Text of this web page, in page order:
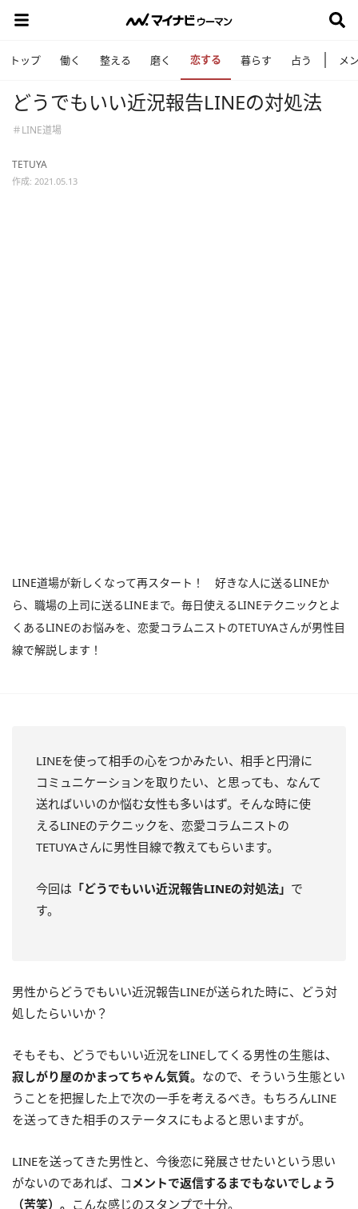
トップ 働く 整える 磨く 恋する 暮らす 占う メ
どうでもいい近況報告LINEの対処法
＃LINE道場
TETUYA
作成: 2021.05.13
LINE道場が新しくなって再スタート！ 好きな人に送るLINEか
ら、職場の上司に送るLINEまで。毎日使えるLINEテクニックとよ
くあるLINEのお悩みを、恋愛コラムニストのTETUYAさんが男性目
線で解説します！
LINEを使って相手の心をつかみたい、相手と円滑に
コミュニケーションを取りたい、と思っても、なんて
送ればいいのか悩む女性も多いはず。そんな時に使
えるLINEのテクニックを、恋愛コラムニストの
TETUYAさんに男性目線で教えてもらいます。
今回は 「どうでもいい近況報告LINEの対処法」 で
す。
男性からどうでもいい近況報告LINEが送られた時に、どう対
処したらいいか？
そもそも、どうでもいい近況をLINEしてくる男性の生態は、
寂しがり屋のかまってちゃん気質。 なので、そういう生態とい
うことを把握した上で次の一手を考えるべき。もちろんLINE
を送ってきた相手のステータスにもよると思いますが。
LINEを送ってきた男性と、今後恋に発展させたいという思い
がないのであれば、コメントで返信するまでもないでしょう
（苦笑）。 こんな感じのスタンプで十分。